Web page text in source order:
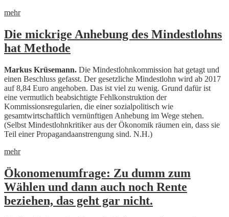
mehr
Die mickrige Anhebung des Mindestlohns
hat Methode
Markus Krüsemann. Die Mindestlohnkommission hat getagt und
einen Beschluss gefasst. Der gesetzliche Mindestlohn wird ab 2017
auf 8,84 Euro angehoben. Das ist viel zu wenig. Grund dafür ist
eine vermutlich beabsichtigte Fehlkonstruktion der
Kommissionsregularien, die einer sozialpolitisch wie
gesamtwirtschaftlich vernünftigen Anhebung im Wege stehen.
(Selbst Mindestlohnkritiker aus der Ökonomik räumen ein, dass sie
Teil einer Propagandaanstrengung sind. N.H.)
mehr
Ökonomenumfrage: Zu dumm zum
Wählen und dann auch noch Rente
beziehen, das geht gar nicht.